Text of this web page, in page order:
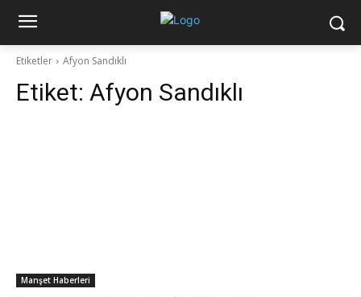
Etiketler Afyon Sandıklı
Etiket: Afyon Sandıklı
Manşet Haberleri